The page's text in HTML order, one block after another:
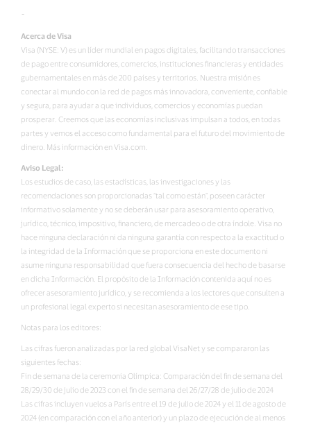
-
Acerca de Visa
Visa (NYSE: V) es un líder mundial en pagos digitales, facilitando transacciones
de pago entre consumidores, comercios, instituciones financieras y entidades
gubernamentales en más de 200 países y territorios. Nuestra misión es
conectar al mundo con la red de pagos más innovadora, conveniente, confiable
y segura, para ayudar a que individuos, comercios y economías puedan
prosperar. Creemos que las economías inclusivas impulsan a todos, en todas
partes y vemos el acceso como fundamental para el futuro del movimiento de
dinero. Más información en Visa.com.
Aviso Legal:
Los estudios de caso, las estadísticas, las investigaciones y las
recomendaciones son proporcionadas “tal como están”, poseen carácter
informativo solamente y no se deberán usar para asesoramiento operativo,
jurídico, técnico, impositivo, financiero, de mercadeo o de otra índole. Visa no
hace ninguna declaración ni da ninguna garantía con respecto a la exactitud o
la integridad de la Información que se proporciona en este documento ni
asume ninguna responsabilidad que fuera consecuencia del hecho de basarse
en dicha Información. El propósito de la Información contenida aquí no es
ofrecer asesoramiento jurídico, y se recomienda a los lectores que consulten a
un profesional legal experto si necesitan asesoramiento de ese tipo.
Notas para los editores:
Las cifras fueron analizadas por la red global VisaNet y se compararon las
siguientes fechas:
Fin de semana de la ceremonia Olímpica: Comparación del fin de semana del
28/29/30 de julio de 2023 con el fin de semana del 26/27/28 de julio de 2024
Las cifras incluyen vuelos a París entre el 19 de julio de 2024 y el 11 de agosto de
2024 (en comparación con el año anterior) y un plazo de ejecución de al menos